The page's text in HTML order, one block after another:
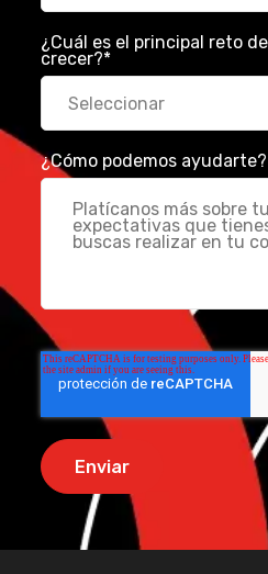
¿Cuál es el principal reto
crecer?*
¿Cómo podemos ayudarte?